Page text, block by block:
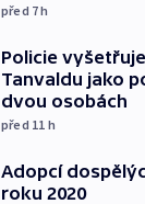
před 7h
Policie
Tanvaldu jako
dvou osobách
před 11 h
Adopcí
roku 2020